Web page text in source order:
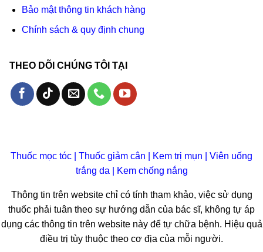
Bảo mật thông tin khách hàng
Chính sách & quy định chung
THEO DÕI CHÚNG TÔI TẠI
Thuốc mọc tóc Thuốc giảm cân Kem trị mụn
Viên uống
trắng da
Kem chống nắng
Thông tin trên website chỉ có tính tham khảo, việc sử dụng
thuốc phải tuân theo sự hướng dẫn của bác sĩ, không tự áp
dụng các thông tin trên website này để tự chữa bệnh. Hiệu quả
điều trị tùy thuộc theo cơ địa của mỗi người.